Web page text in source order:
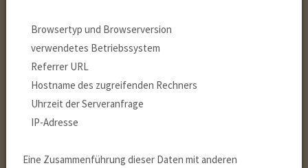
Browsertyp und Browserversion
verwendetes Betriebssystem
Referrer URL
Hostname des zugreifenden Rechners
Uhrzeit der Serveranfrage
IP-Adresse
Eine Zusammenführung dieser Daten mit anderen